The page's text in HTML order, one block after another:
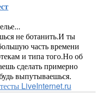
не ботанить.И ты
часть времени
и типа того.Но об
сделать примерно
выпутываешься.
LiveInternet.ru